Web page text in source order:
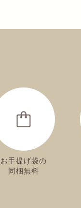
お手提げ袋の
同梱無料